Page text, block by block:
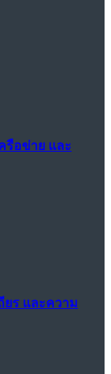
รือข่าย และ
ยร และความ